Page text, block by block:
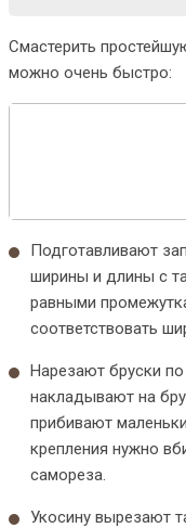
Смастерить
можно очень быстро:
Подготавливают
ширины и длины с
равными
соответствовать
Нарезают бруски
накладывают на
прибивают
крепления нужно
самореза.
Укосину вырезают